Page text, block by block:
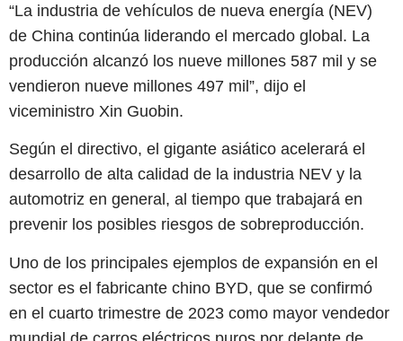
“La industria de vehículos de nueva energía (NEV)
de China continúa liderando el mercado global. La
producción alcanzó los nueve millones 587 mil y se
vendieron nueve millones 497 mil”, dijo el
viceministro Xin Guobin.
Según el directivo, el gigante asiático acelerará el
desarrollo de alta calidad de la industria NEV y la
automotriz en general, al tiempo que trabajará en
prevenir los posibles riesgos de sobreproducción.
Uno de los principales ejemplos de expansión en el
sector es el fabricante chino BYD, que se confirmó
en el cuarto trimestre de 2023 como mayor vendedor